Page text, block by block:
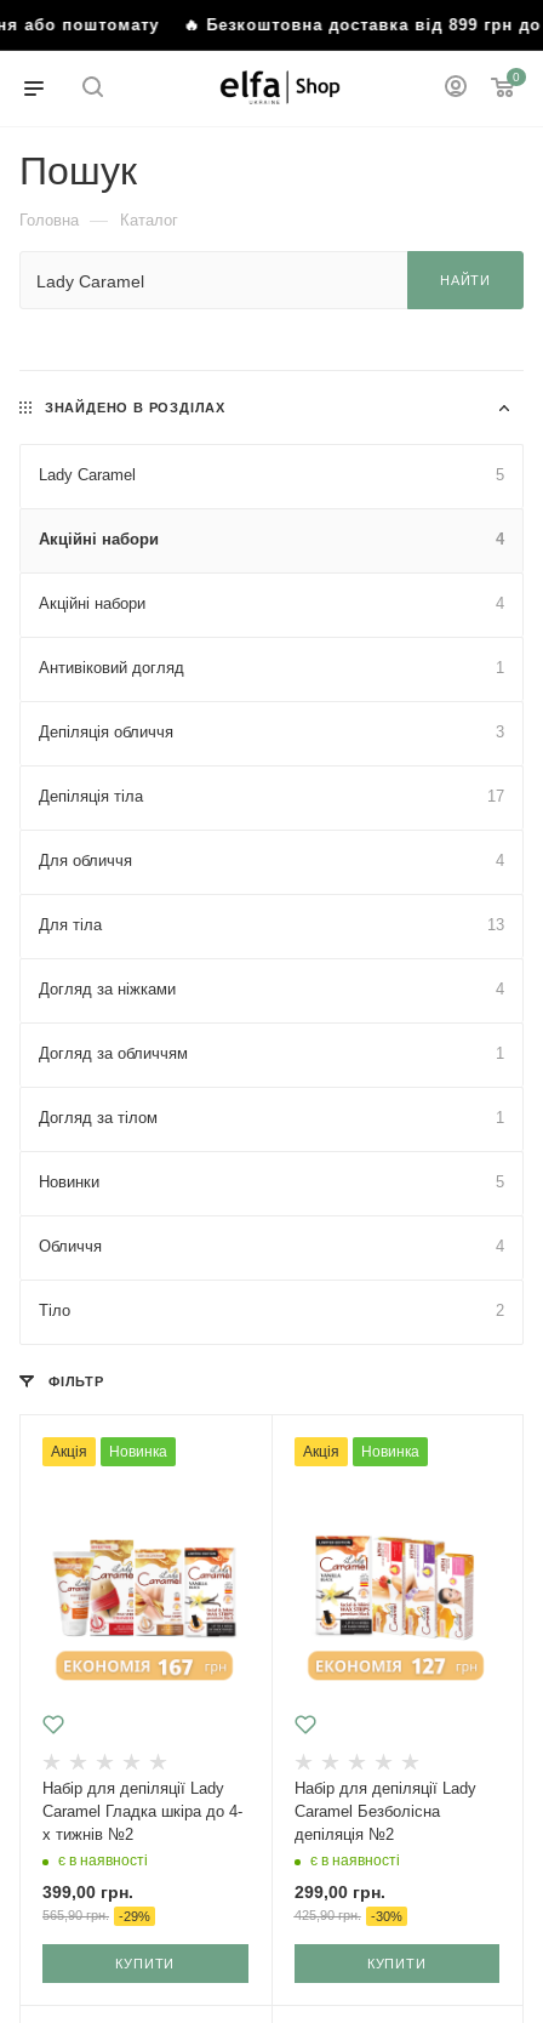
або поштомату 🔥 Безкоштовна доставка від 899 грн
0
Пошук
Головна — Каталог
НАЙТИ
ЗНАЙДЕНО В РОЗДІЛАХ
Lady Caramel 5
Акційні набори 4
Акційні набори 4
Антивіковий догляд 1
Депіляція обличчя 3
Депіляція тіла 17
Для обличчя 4
Для тіла 13
Догляд за ніжками 4
Догляд за обличчям 1
Догляд за тілом 1
Новинки 5
Обличчя 4
Тіло 2
ФІЛЬТР
Акція Новинка
Набір для депіляції Lady
Caramel Гладка шкіра до 4-
х тижнів №2
є в наявності
399,00 грн.
565,90грн. -29%
КУПИТИ
Акція Новинка
Набір для депіляції Lady
Caramel Безболісна
депіляція №2
є в наявності
299,00грн.
425,90грн. -30%
КУПИТИ